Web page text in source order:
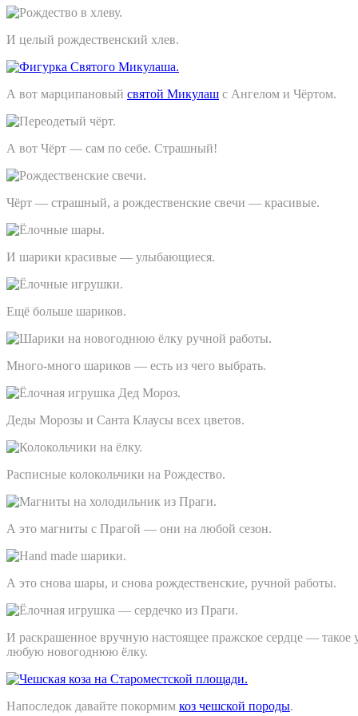
И целый рождественский хлев.
А вот марципановый святой Микулаш с Ангелом и Чёртом.
А вот Чёрт — сам по себе. Страшный!
Чёрт — страшный, а рождественские свечи — красивые.
И шарики красивые — улыбающиеся.
Ещё больше шариков.
Много-много шариков — есть из чего выбрать.
Деды Морозы и Санта Клаусы всех цветов.
Расписные колокольчики на Рождество.
А это магниты с Прагой — они на любой сезон.
А это снова шары, и снова рождественские, ручной работы.
И раскрашенное вручную настоящее пражское сердце — такое
любую новогоднюю ёлку.
Напоследок давайте покормим коз чешской породы.